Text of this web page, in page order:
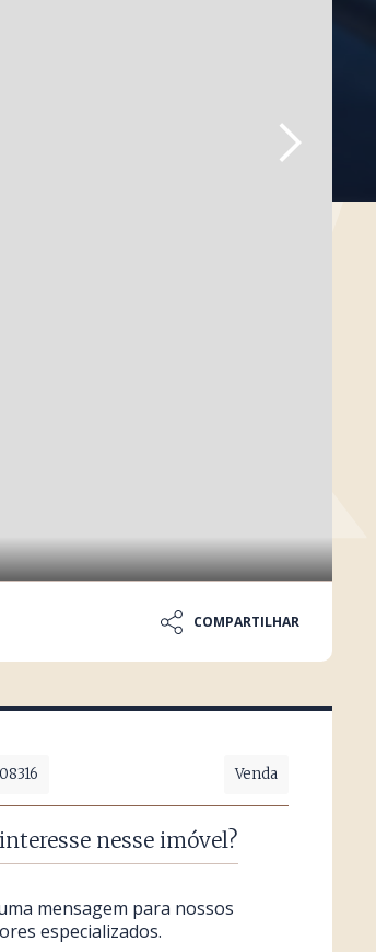
COMPARTILHAR
Venda
nesse imóvel?
mensagem para nossos
especializados.